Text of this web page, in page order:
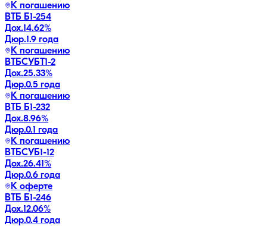
К погашению
ВТБ Б1-254
Дох.14.62%
Дюр.1.9 года
К погашению
ВТБСУБТ1-2
Дох.25.33%
Дюр.0.5 года
К погашению
ВТБ Б1-232
Дох.8.96%
Дюр.0.1 года
К погашению
ВТБСУБ1-12
Дох.26.41%
Дюр.0.6 года
К оферте
ВТБ Б1-246
Дох.12.06%
Дюр.0.4 года